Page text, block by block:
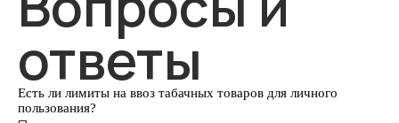
ответы
Есть ли лимиты на ввоз табачных товаров для личного
пользования?